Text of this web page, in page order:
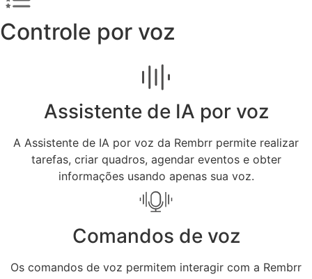
Controle por voz
Assistente de IA por voz
A Assistente de IA por voz da Rembrr permite realizar
tarefas, criar quadros, agendar eventos e obter
informações usando apenas sua voz.
Comandos de voz
Os comandos de voz permitem interagir com a Rembrr